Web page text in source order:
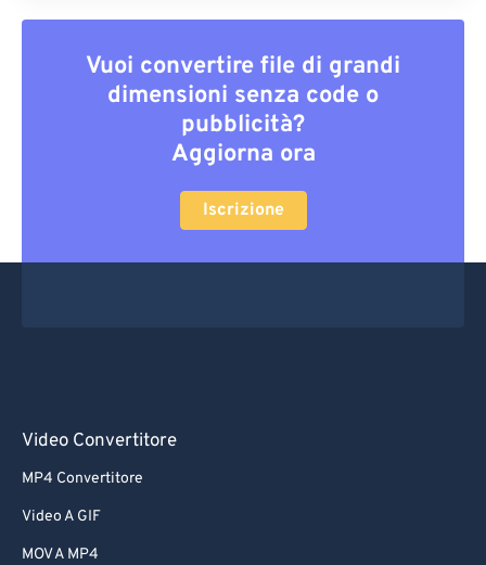
Vuoi convertire file di grandi
dimensioni senza code o
pubblicità?
Aggiorna ora
Iscrizione
Video Convertitore
MP4 Convertitore
Video A GIF
MOV A MP4